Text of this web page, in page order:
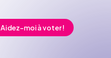
Aidez-moi à voter !